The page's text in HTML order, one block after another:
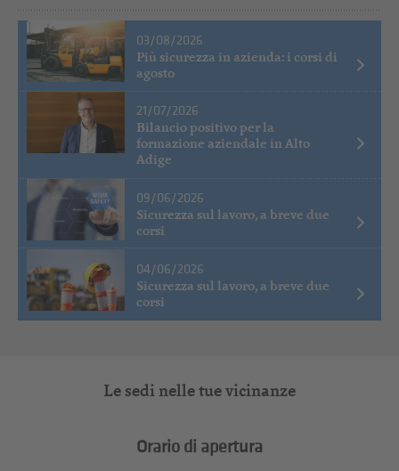
03/08/2026
Più sicurezza in azienda: i corsi di
agosto
21/07/2026
Bilancio positivo per la
formazione aziendale in Alto
Adige
09/06/2026
Sicurezza sul lavoro, a breve due
corsi
04/06/2026
Sicurezza sul lavoro, a breve due
corsi
Le sedi nelle tue vicinanze
Orario di apertura